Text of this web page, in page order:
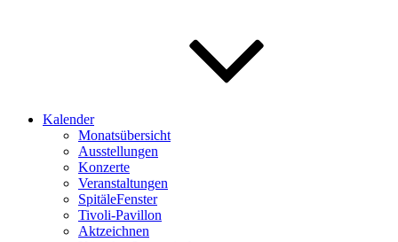
Kalender
Monatsübersicht
Ausstellungen
Konzerte
Veranstaltungen
SpitäleFenster
Tivoli-Pavillon
Aktzeichnen